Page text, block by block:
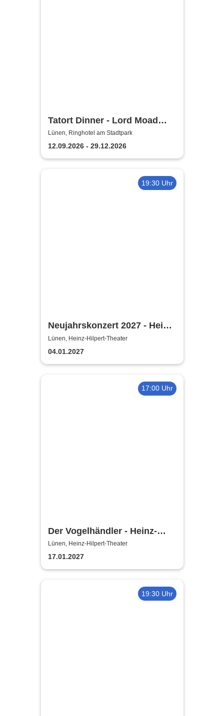
Tatort Dinner - Lord Moad
lässt bitten!
Lünen, Ringhotel am Stadtpark
12.09.2026 - 29.12.2026
19:30 Uhr
Neujahrskonzert 2027 - Heinz-
Hilpert-Theater
Lünen, Heinz-Hilpert-Theater
04.01.2027
17:00 Uhr
Der Vogelhändler - Heinz-
Hilpert-Theater
Lünen, Heinz-Hilpert-Theater
17.01.2027
19:30 Uhr